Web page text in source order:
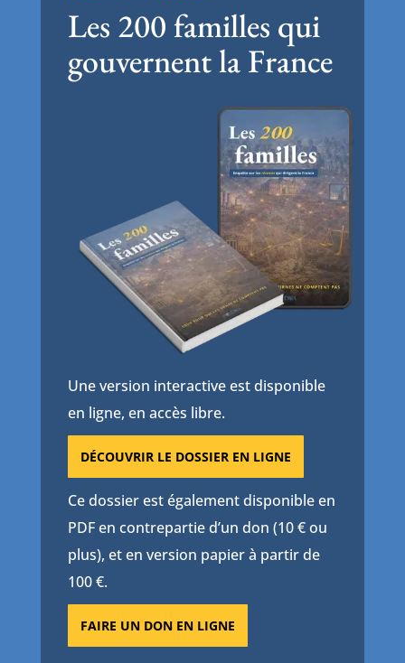
Les 200 familles qui
gouvernent la France
Une version interactive est disponible
en ligne, en accès libre.
DÉCOUVRIR LE DOSSIER EN LIGNE
Ce dossier est également disponible en
PDF en contrepartie d’un don (10 € ou
plus), et en version papier à partir de
100 €.
FAIRE UN DON EN LIGNE